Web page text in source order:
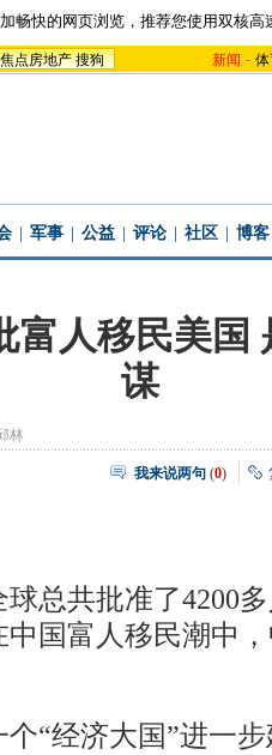
畅快的网页浏览，推荐您使用双核高
焦点房地产 搜狗 新闻 -
军事 公益 评论 社区 博客
富人移民美国
谋
林
我来说两句 (0)
共批准了4200多
国富人移民潮中
经济大国”进一步